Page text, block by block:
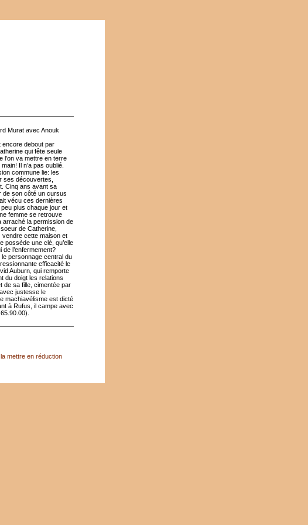
Murat avec Anouk
encore debout par
qui fête seule
l’on va mettre en terre
Il n’a pas oublié.
commune lie: les
ses découvertes,
Cinq ans avant sa
de son côté un cursus
vécu ces dernières
plus chaque jour et
femme se retrouve
arraché la permission de
de Catherine,
vendre cette maison et
possède une clé, qu’elle
l’enfermement?
personnage central du
efficacité le
Auburn, qui remporte
du doigt les relations
de sa fille, cimentée par
justesse le
machiavélisme est dicté
à Rufus, il campe avec
mettre en réduction